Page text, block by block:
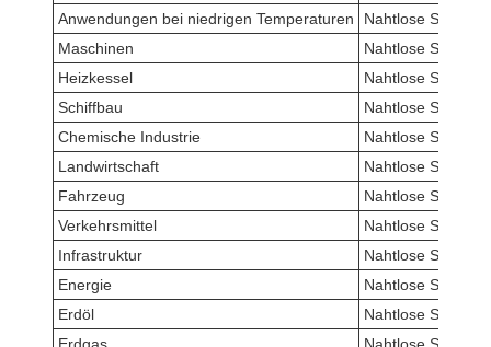
Anwendungen bei niedrigen Temperaturen
Nahtlose
Maschinen
Nahtlose
Heizkessel
Nahtlose
Schiffbau
Nahtlose
Chemische Industrie
Nahtlose
Landwirtschaft
Nahtlose
Fahrzeug
Nahtlose
Verkehrsmittel
Nahtlose
Infrastruktur
Nahtlose
Energie
Nahtlose
Erdöl
Nahtlose